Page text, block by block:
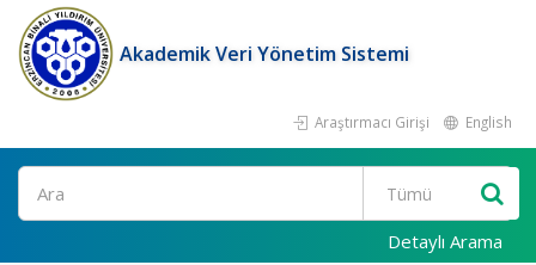
Akademik Veri Yönetim Sistemi
Araştırmacı Girişi English
Ara
Detaylı Arama